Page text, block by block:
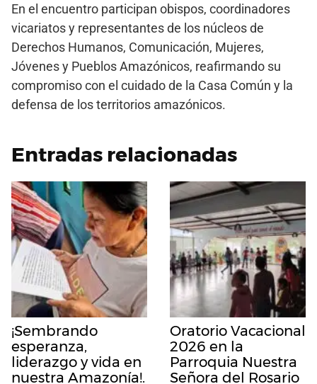
En el encuentro participan obispos, coordinadores
vicariatos y representantes de los núcleos de
Derechos Humanos, Comunicación, Mujeres,
Jóvenes y Pueblos Amazónicos, reafirmando su
compromiso con el cuidado de la Casa Común y la
defensa de los territorios amazónicos.
Entradas relacionadas
¡Sembrando
esperanza,
liderazgo y vida en
nuestra Amazonía!.
Oratorio Vacacional
2026 en la
Parroquia Nuestra
Señora del Rosario